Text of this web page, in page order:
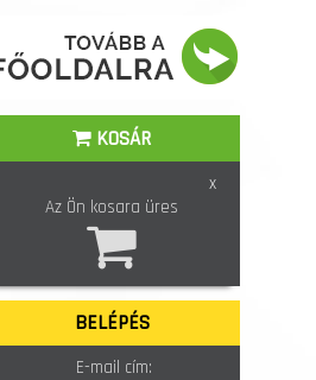
KOSÁR
x
Az Ön kosara üres
BELÉPÉS
E-mail cím: